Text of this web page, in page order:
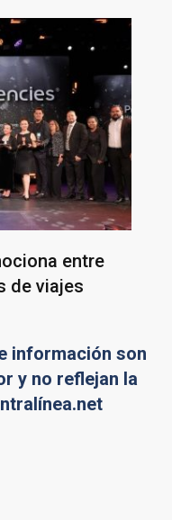
entre
de viajes
información son
y no reflejan la